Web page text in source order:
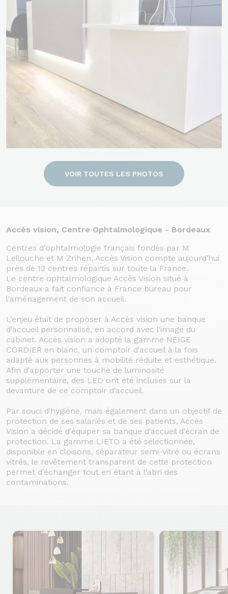
VOIR TOUTES LES PHOTOS
Accès vision, Centre Ophtalmologique - Bordeaux
Centres d’ophtalmologie français fondés par M
Lellouche et M Zrihen, Accès Vision compte aujourd'hui
près de 12 centres répartis sur toute la France.
Le centre ophtalmologique Accès Vision situé à
Bordeaux a fait confiance à France bureau pour
l'aménagement de son accueil.
L'enjeu était de proposer à Accès vision une banque
d'accueil personnalisé, en accord avec l'image du
cabinet. Accès vision a adopté la gamme NEIGE
CORDIER en blanc, un comptoir d'accueil à la fois
adapté aux personnes à mobilité réduite et esthétique.
Afin d'apporter une touche de luminosité
supplémentaire, des LED ont été incluses sur la
devanture de ce comptoir d'accueil.
Par souci d'hygiène, mais également dans un objectif de
protection de ses salariés et de ses patients, Accès
Vision a décidé d'équiper sa banque d'accueil d'écran de
protection. La gamme LIETO a été sélectionnée,
disponible en cloisons, séparateur semi-vitré ou écrans
vitrés, le revêtement transparent de cette protection
permet d'échanger tout en étant à l'abri des
contaminations.